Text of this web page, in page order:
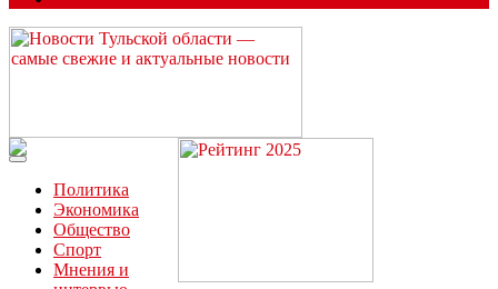
Читайте последние новости дня в Тульской области на сайте
“ЗаНовомосковск”
Политика
Экономика
Общество
Спорт
Мнения и